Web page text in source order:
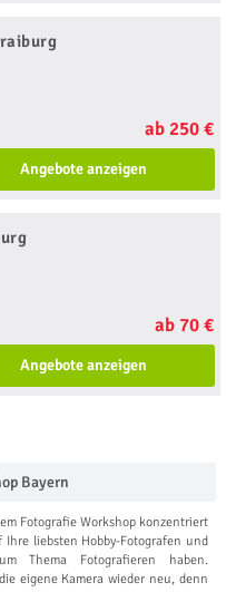
ab 250 €
Angebote anzeigen
ab 70 €
Angebote anzeigen
Bayern
Fotografie Workshop konzentriert
liebsten Hobby-Fotografen und
Thema Fotografieren haben.
eigene Kamera wieder neu, denn